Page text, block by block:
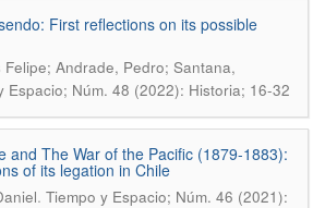
First reflections on its possible
Felipe; Andrade, Pedro; Santana,
Espacio; Núm. 48 (2022): Historia; 16-32
and The War of the Pacific (1879-1883):
of its legation in Chile
. Tiempo y Espacio; Núm. 46 (2021):